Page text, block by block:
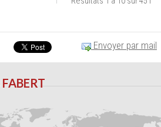
Envoyer par mail
FABERT